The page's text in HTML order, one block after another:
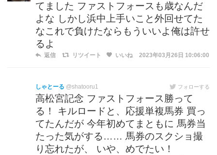
てました ファストフォースも歳なんだ
よな しかし浜中上手いこと外回せてた
なこれで負けたならもういいよ俺は許せ
るよ
返信 リツイート いいね 2023年03月26日 10:06:00
しゃとーる @shatooru1 フォローする
高松宮記念 ファストフォース勝って
る！ キルロードと、応援単複馬券 買っ
てたんだが 今年初めてまともに 馬券当
たった気がする…… 馬券のスクショ撮
り忘れたが、 いや、めでたい！